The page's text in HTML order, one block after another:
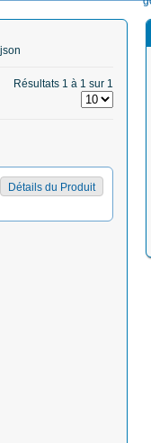
Résultats 1 à 1 sur 1
Détails du Produit